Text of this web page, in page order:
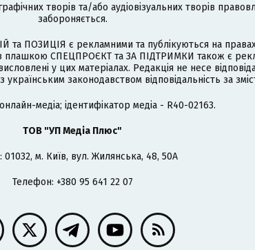
творів та/або аудіовізуальних творів
забороняється.
ПОЗИЦІЯ є рекламними та публікуються на
з плашкою СПЕЦПРОЄКТ та ЗА ПІДТРИМКИ також є
у цих матеріалах. Редакція не несе
законодавством відповідальність за
медіа; ідентифікатор медіа - R40-02163.
ТОВ "УП Медіа Плюс"
01032, м. Київ, вул. Жилянська, 48, 50А
Телефон: +380 95 641 22 07